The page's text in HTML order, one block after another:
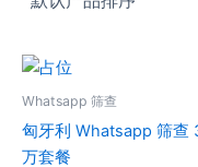
Whatsapp 筛查
匈牙利 Whatsapp 筛查
万套餐